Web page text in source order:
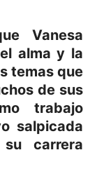
Vanesa
alma y la
temas que
de sus
trabajo
salpicada
carrera